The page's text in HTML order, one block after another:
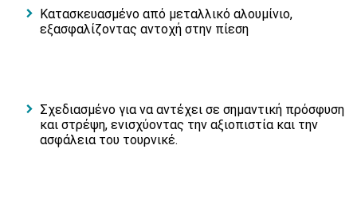
Κατασκευασμένο από μεταλλικό αλουμίνιο,
εξασφαλίζοντας αντοχή στην πίεση
Σχεδιασμένο για να αντέχει σε σημαντική πρόσφυση
και στρέψη, ενισχύοντας την αξιοπιστία και την
ασφάλεια του τουρνικέ.